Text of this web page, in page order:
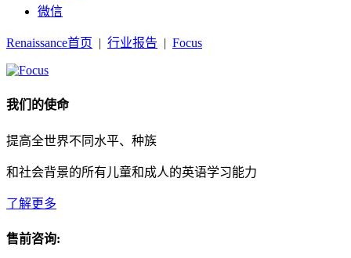
微信
Renaissance首页 | 行业报告 | Focus
我们的使命
提高全世界不同水平、种族
和社会背景的所有儿童和成人的英语学习能力
了解更多
售前咨询: